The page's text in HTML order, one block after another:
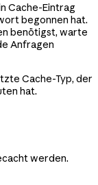
Cache-Eintrag
begonnen hat.
benötigst, warte
Anfragen
Cache-Typ, der
hat.
werden.